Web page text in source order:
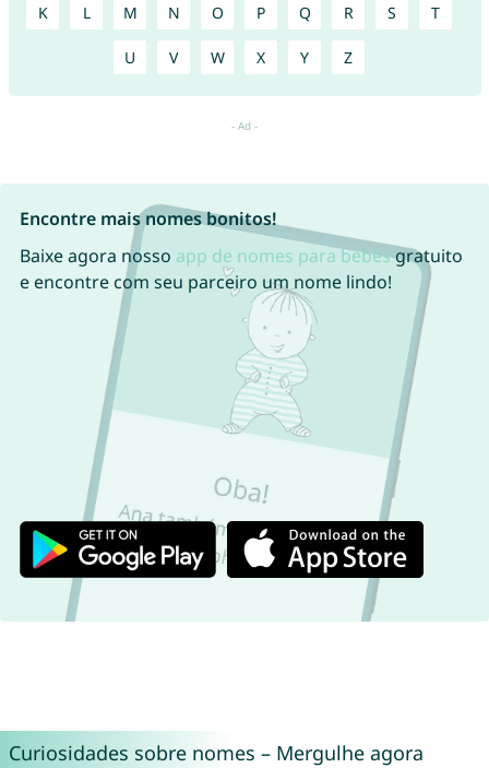
K L M N O P Q R S T
U V W X Y Z
Encontre mais nomes bonitos!
Baixe agora nosso app de nomes para bebêsgratuito
e encontre com seu parceiro um nome lindo!
Curiosidades sobre nomes – Mergulhe agora